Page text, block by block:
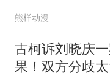
熊样动漫
古柯诉刘晓庆
果！双方分歧